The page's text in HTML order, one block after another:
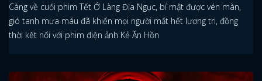
Càng về cuối phim Tết Ở Làng Địa Ngục, bí mật được vén màn,
gió tanh mưa máu đã khiến mọi người mất hết lương tri, đồng
thời kết nối với phim điện ảnh Kẻ Ăn Hồn